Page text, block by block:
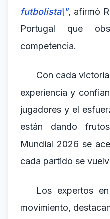
futbolista\", afirmó
Portugal que
competencia.
Con cada
experiencia y
jugadores y el
están dando
Mundial 2026 se
cada partido se
Los expertos
movimiento,